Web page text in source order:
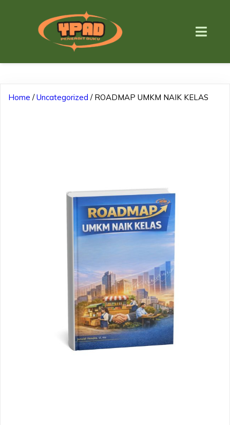
Home /Uncategorized / ROADMAP UMKM NAIK KELAS